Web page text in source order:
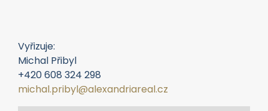
Vyřizuje:
Michal Přibyl
+420 608 324 298
michal.pribyl@alexandriareal.cz